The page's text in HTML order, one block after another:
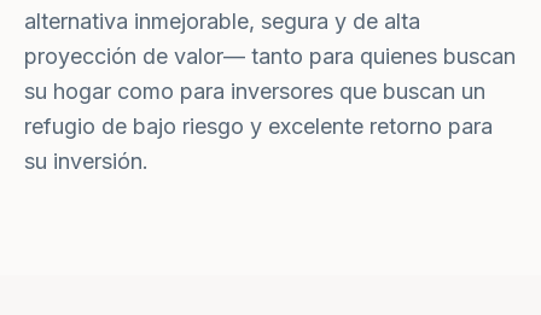
alternativa inmejorable, segura y de alta
proyección de valor— tanto para quienes buscan
su hogar como para inversores que buscan un
refugio de bajo riesgo y excelente retorno para
su inversión.